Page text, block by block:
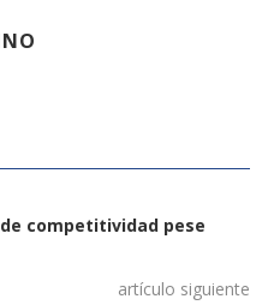
competitividad pese
artículo siguiente